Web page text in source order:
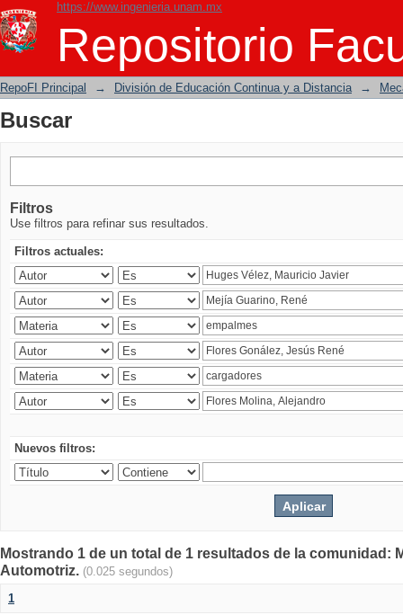
https://www.ingenieria.unam.mx
Repositorio
Buscar
RepoFI Principal → División de Educación Continua y a Distancia →
Buscar
Filtros
Use filtros para refinar sus resultados.
Filtros actuales:
Nuevos filtros:
Mostrando 1 de un total de 1 resultados de la comunidad:
Automotriz. (0.025 segundos)
1